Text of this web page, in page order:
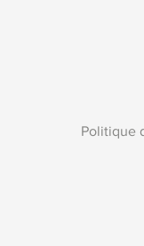
Politique